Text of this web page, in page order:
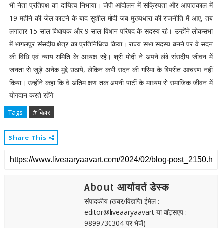
भी नेता-प्रतिपक्ष का दायित्व निभाया। जेपी आंदोलन में सक्रियता और आपातकाल में
19 महीने की जेल काटने के बाद सुशील मोदी जब मुख्यधारा की राजनीति में आए, तब
लगातार 15 साल विधायक और 9 साल विधान परिषद के सदस्य रहे। उन्होंने लोकसभा
में भागलपुर संसदीय क्षेत्र का प्रतिनिधित्व किया। राज्य सभा सदस्य बनने पर वे सदन
की विधि एवं न्याय समिति के अध्यक्ष रहे। श्री मोदी ने अपने लंबे संसदीय जीवन में
जनता से जुड़े अनेक मुद्दे उठाये, लेकिन कभी सदन की गरिमा के विपरीत आचरण नहीं
किया। उन्होंने कहा कि वे अंतिम क्षण तक अपनी पार्टी के माध्यम से समाजिक जीवन में
योगदान करते रहेंगे।
Tags # बिहार
Share This
About आर्यावर्त डेस्क
संपादकीय (खबर/विज्ञप्ति ईमेल :
editor@liveaaryaavart या वॉट्सएप :
9899730304 पर भेजें)